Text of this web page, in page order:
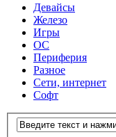
Девайсы
Железо
Игры
ОС
Периферия
Разное
Сети, интернет
Софт